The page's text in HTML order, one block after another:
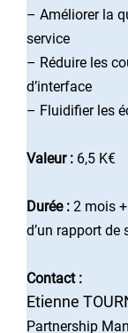
– Améliorer la
service
– Réduire les
d’interface
– Fluidifier les
Valeur : 6,5 K€
Durée : 2 mois
d’un rapport de
Contact :
Etienne
Partnership